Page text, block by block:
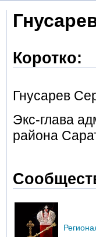
Коротко:
Гнусарев
Экс-глава
района